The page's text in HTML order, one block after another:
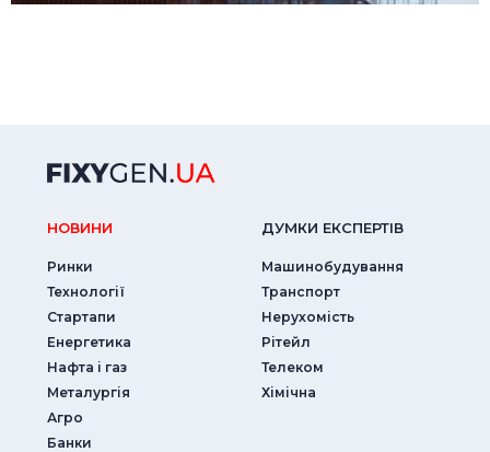
НОВИНИ
Ринки
Технології
Стартапи
Енергетика
Нафта і газ
Металургія
Агро
Банки
ДУМКИ ЕКСПЕРТIВ
Машинобудування
Транспорт
Нерухомість
Рітейл
Телеком
Хімічна